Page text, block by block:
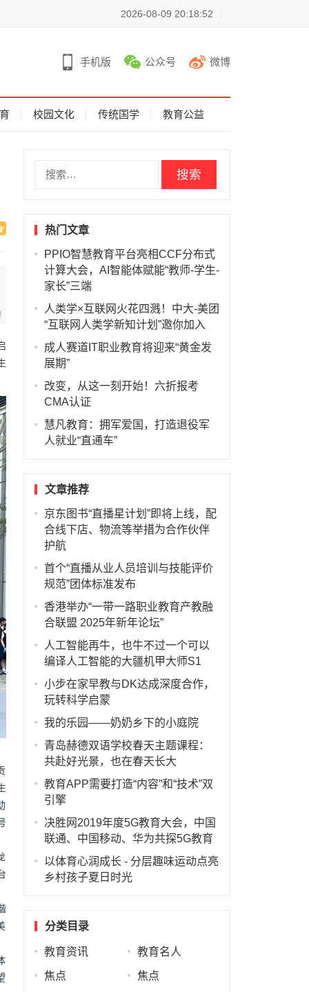
2026-08-09 20:18:52
手机版 公众号 微博
校园文化 传统国学 教育公益
热门文章
PPIO智慧教育平台亮相CCF分布式
计算大会，AI智能体赋能“教师-学生-
家长”三端
人类学×互联网火花四溅！中大-美团
“互联网人类学新知计划”邀你加入
成人赛道IT职业教育将迎来“黄金发
展期”
改变，从这一刻开始！六折报考
CMA认证
慧凡教育：拥军爱国，打造退役军
人就业“直通车”
文章推荐
京东图书“直播星计划”即将上线，配
合线下店、物流等举措为合作伙伴
护航
首个“直播从业人员培训与技能评价
规范”团体标准发布
香港举办“一带一路职业教育产教融
合联盟 2025年新年论坛”
人工智能再牛，也牛不过一个可以
编译人工智能的大疆机甲大师S1
小步在家早教与DK达成深度合作，
玩转科学启蒙
我的乐园——奶奶乡下的小庭院
青岛赫德双语学校春天主题课程：
共赴好光景，也在春天长大
教育APP需要打造“内容”和“技术”双
引擎
决胜网2019年度5G教育大会，中国
联通、中国移动、华为共探5G教育
以体育心润成长 - 分层趣味运动点亮
乡村孩子夏日时光
分类目录
教育资讯 教育名人
焦点 焦点